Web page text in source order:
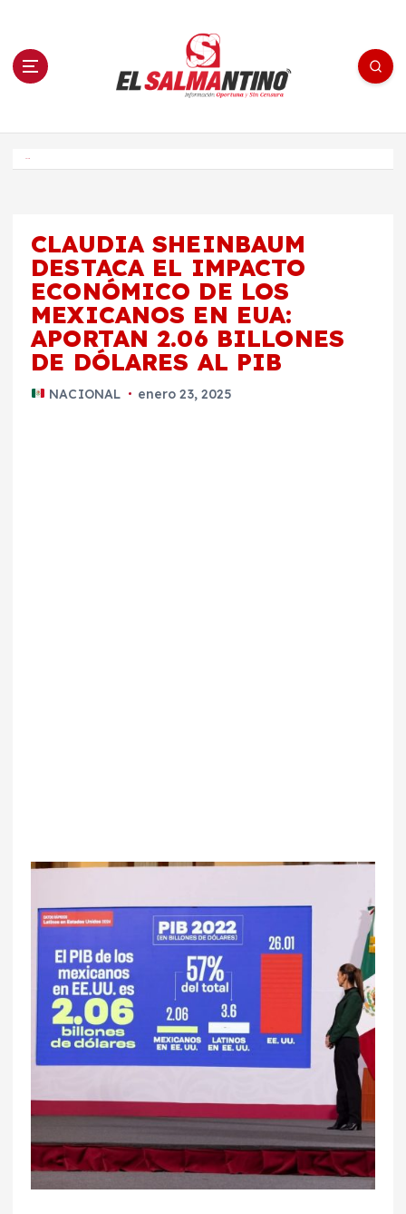
n El Salmantino - medios/noticias/editorial
CLAUDIA SHEINBAUM
DESTACA EL IMPACTO
ECONÓMICO DE LOS
MEXICANOS EN EUA:
APORTAN 2.06 BILLONES
DE DÓLARES AL PIB
NACIONAL enero 23, 2025